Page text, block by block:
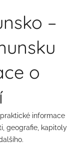
–
o
informace
geografie, kapitoly